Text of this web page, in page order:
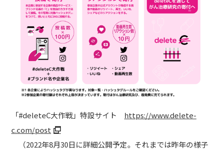
「#deleteC大作戦」特設サイト https://www.delete-
c.com/post
（2022年8月30日に詳細公開予定。それまでは昨年の様子